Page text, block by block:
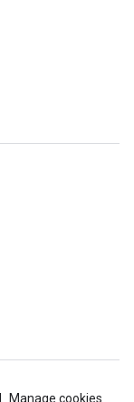
Manage cookies